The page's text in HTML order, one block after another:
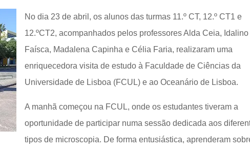
No dia 23 de abril, os alunos das turmas 11.º CT, 12.º CT1 e
12.ºCT2, acompanhados pelos professores Alda Ceia, Idalino
Faísca, Madalena Capinha e Célia Faria, realizaram uma
enriquecedora visita de estudo à Faculdade de Ciências da
Universidade de Lisboa (FCUL) e ao Oceanário de Lisboa.
A manhã começou na FCUL, onde os estudantes tiveram a
oportunidade de participar numa sessão dedicada aos
tipos de microscopia. De forma entusiástica, aprenderam